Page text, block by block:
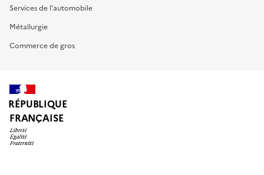
Services de l'automobile
Métallurgie
Commerce de gros
RÉPUBLIQUE
FRANÇAISE